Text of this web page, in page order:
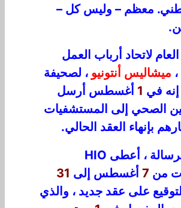
معظم – وليس كل –
لاتحاد أرباب العمل
ميشاليس أنتونيو ، لصحيفة
في 1 أغسطس أرسل
الصحي إلى المستشفيات
بإنهاء العقد الحالي.
في نفس الرسالة ، أعطى HIO
من 7 أغسطس إلى 31
على عقد جديد ، والذي